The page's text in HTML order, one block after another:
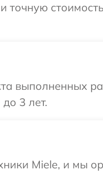
точную
выполненных
3 лет.
Miele, и мы